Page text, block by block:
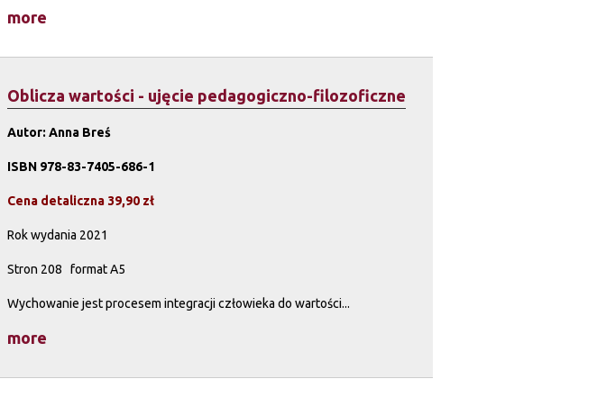
more
Oblicza wartości - ujęcie pedagogiczno-filozoficzne
Autor: Anna Breś
ISBN 978-83-7405-686-1
Cena detaliczna 39,90 zł
Rok wydania 2021
Stron 208 format A5
Wychowanie jest procesem integracji człowieka do wartości...
more